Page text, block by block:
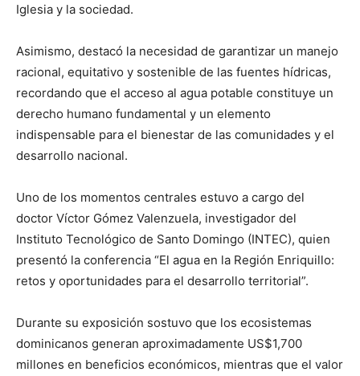
Iglesia y la sociedad.
Asimismo, destacó la necesidad de garantizar un manejo
racional, equitativo y sostenible de las fuentes hídricas,
recordando que el acceso al agua potable constituye un
derecho humano fundamental y un elemento
indispensable para el bienestar de las comunidades y el
desarrollo nacional.
Uno de los momentos centrales estuvo a cargo del
doctor Víctor Gómez Valenzuela, investigador del
Instituto Tecnológico de Santo Domingo (INTEC), quien
presentó la conferencia “El agua en la Región Enriquillo:
retos y oportunidades para el desarrollo territorial”.
Durante su exposición sostuvo que los ecosistemas
dominicanos generan aproximadamente US$1,700
millones en beneficios económicos, mientras que el valor